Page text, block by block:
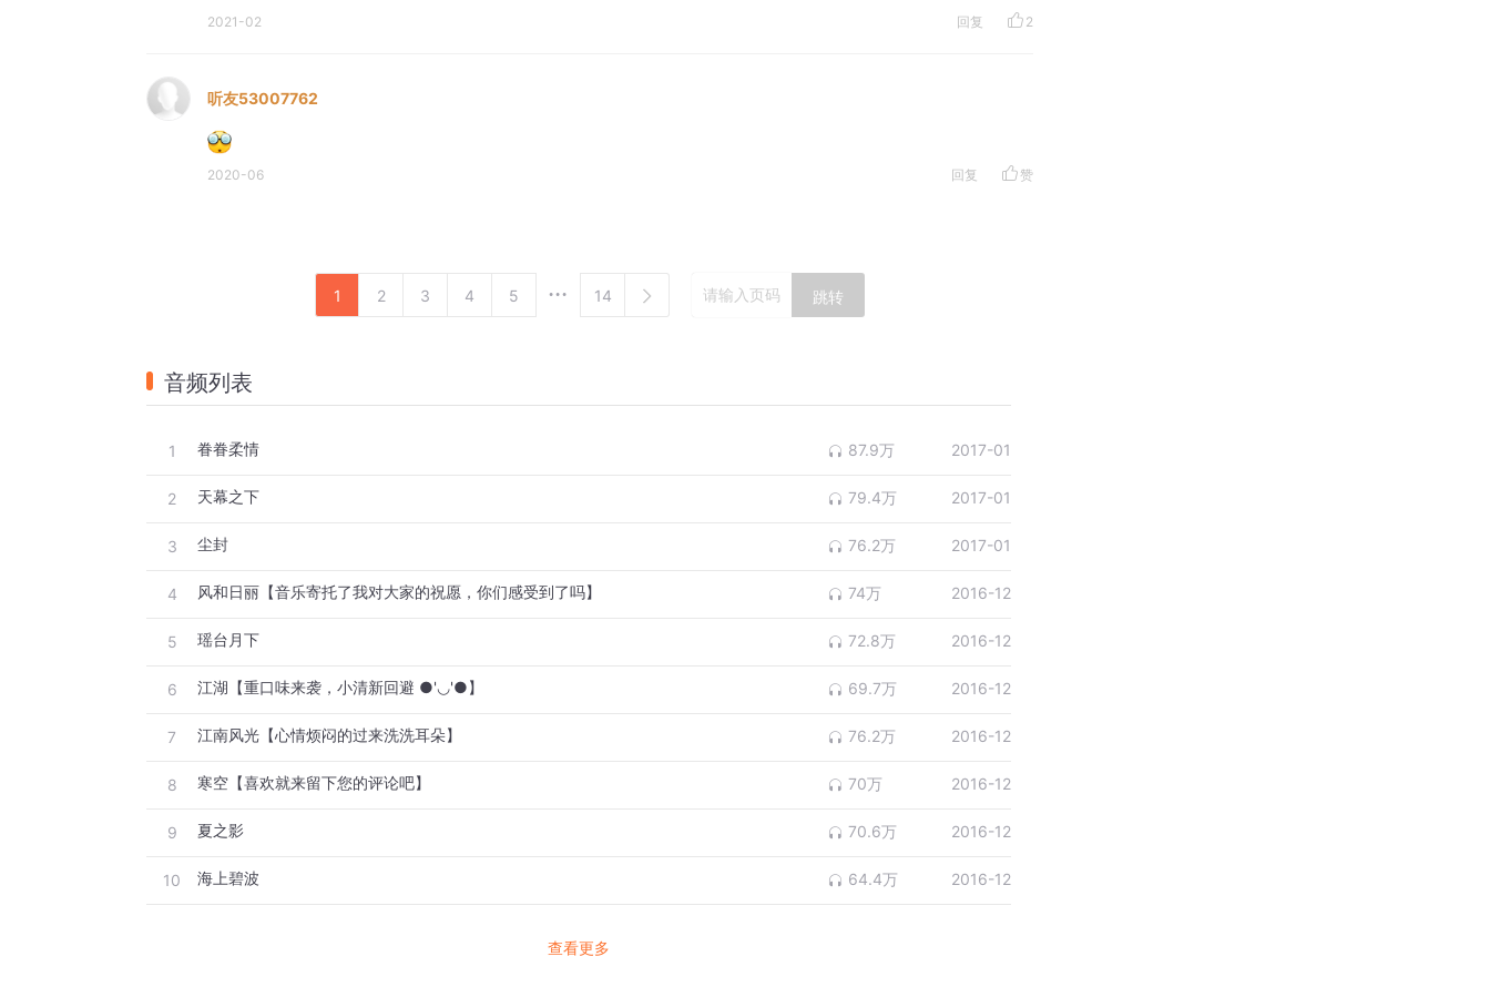
2021-02 回复 2
听友53007762
2020-06 回复 赞
1 2 3 4 5 14 跳转
音频列表
1 眷眷柔情 87.9万 2017-01
2 天幕之下 79.4万 2017-01
3 尘封 76.2万 2017-01
4 风和日丽【音乐寄托了我对大家的祝愿，你们感受到了吗】 74万 2016-12
5 瑶台月下 72.8万 2016-12
6 江湖【重口味来袭，小清新回避 ●'◡'●】 69.7万 2016-12
7 江南风光【心情烦闷的过来洗洗耳朵】 76.2万 2016-12
8 寒空【喜欢就来留下您的评论吧】 70万 2016-12
9 夏之影 70.6万 2016-12
10 海上碧波 64.4万 2016-12
查看更多